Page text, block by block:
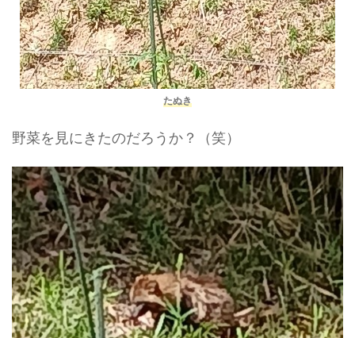
たぬき
野菜を見にきたのだろうか？（笑）